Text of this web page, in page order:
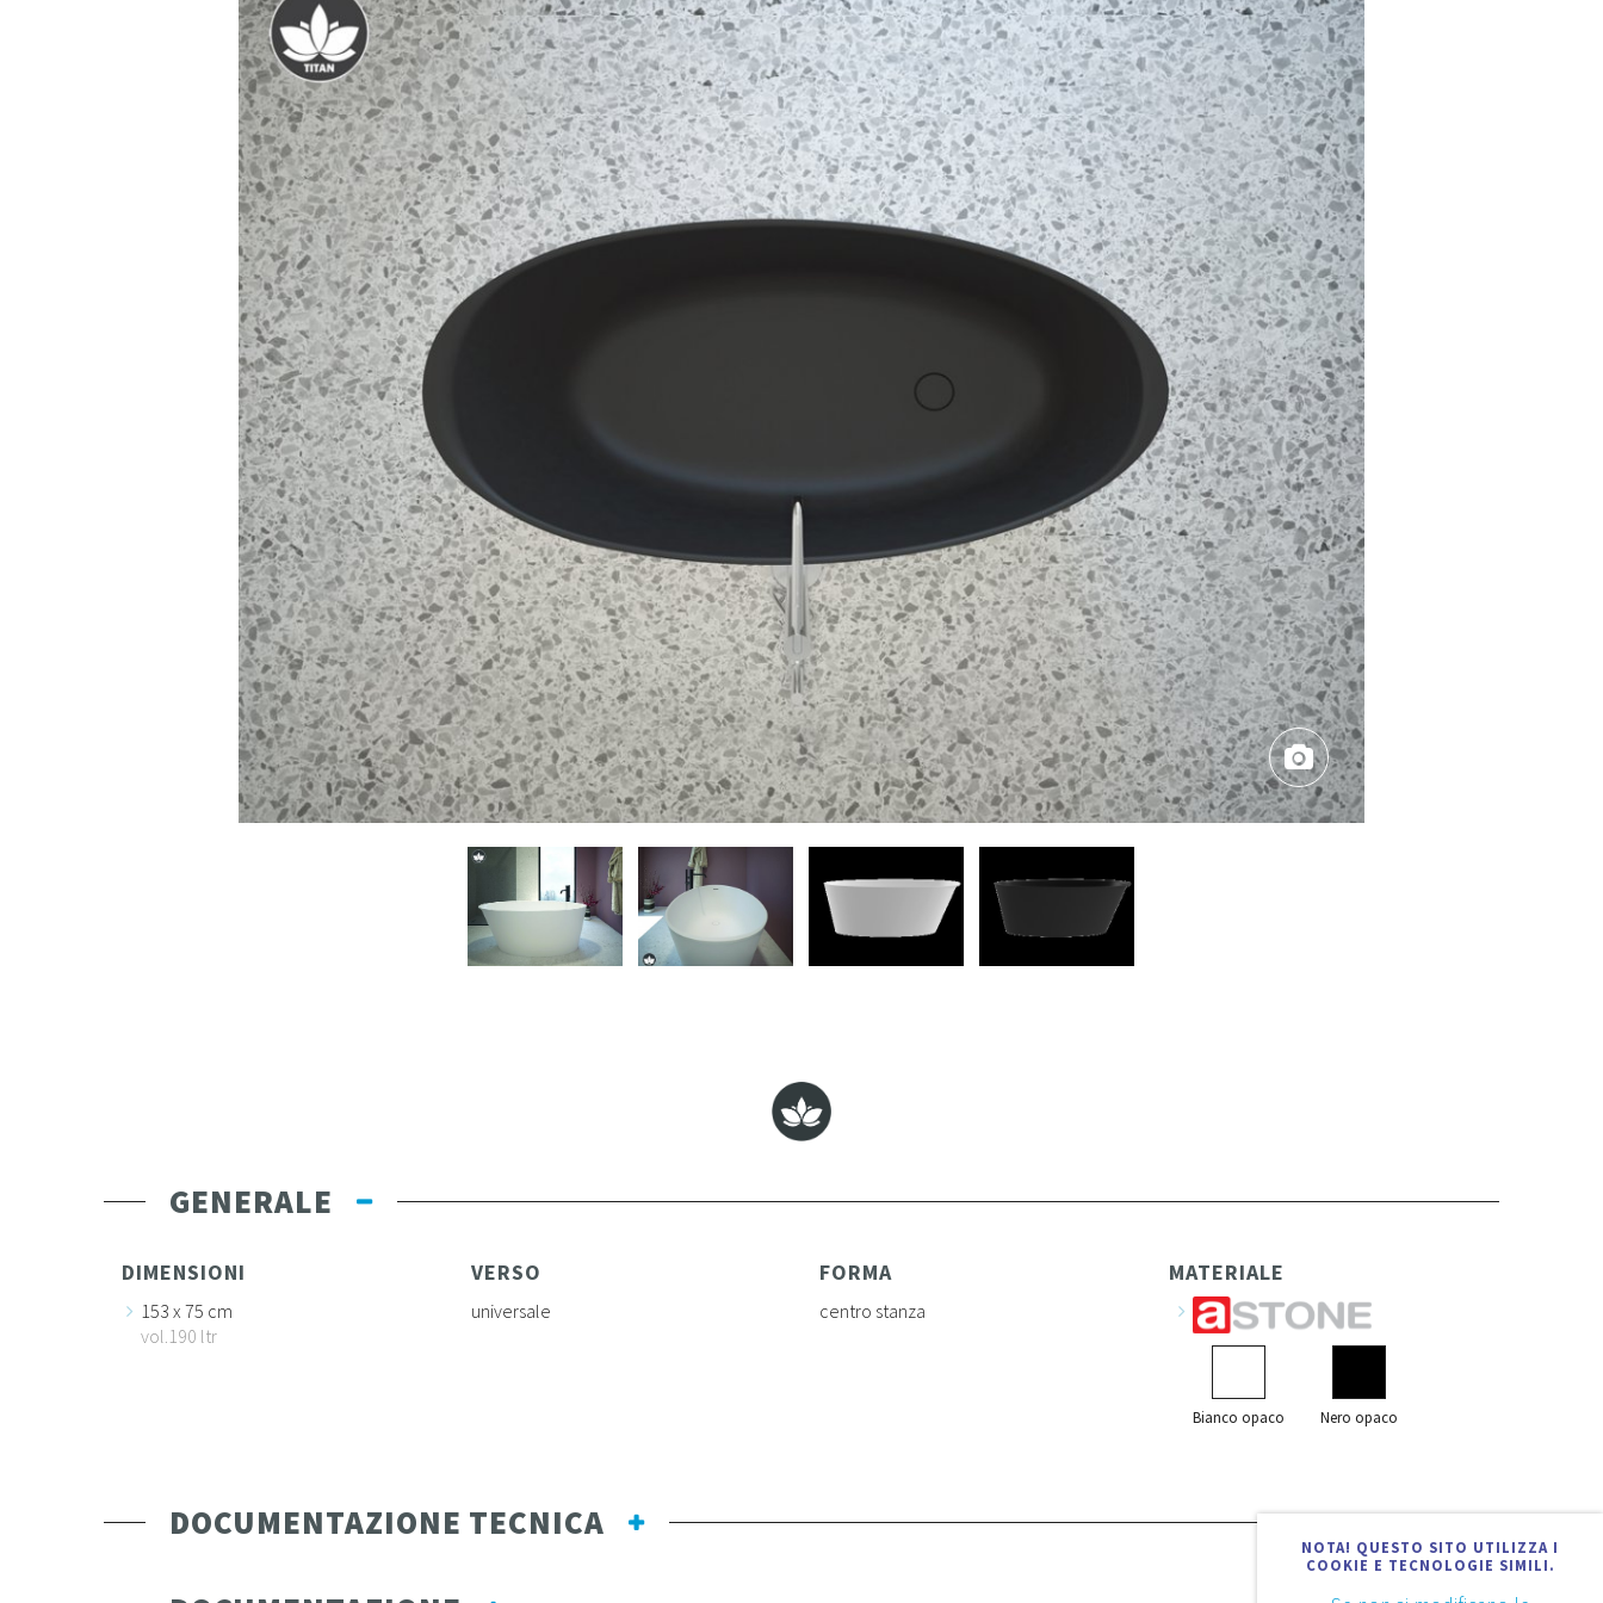
GENERALE
DIMENSIONI
153 x 75 cm
vol.190 ltr
VERSO
universale
FORMA
centro stanza
MATERIALE
Bianco opaco Nero opaco
DOCUMENTAZIONE TECNICA
NOTA! QUESTO SITO UTILIZZA I
COOKIE E TECNOLOGIE SIMILI.